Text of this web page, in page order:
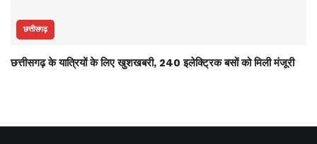
छत्तीसगढ़
छत्तीसगढ़ के यात्रियों के लिए खुशखबरी, 240 इलेक्ट्रिक बसों को मिली मंजूरी